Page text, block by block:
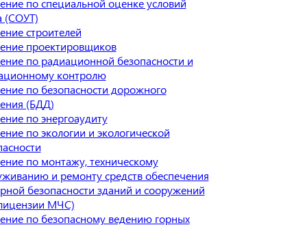
по специальной оценке условий
(СОУТ)
строителей
проектировщиков
по радиационной безопасности и
контролю
по безопасности дорожного
(БДД)
по энергоаудиту
по экологии и экологической
по монтажу, техническому
и ремонту средств обеспечения
безопасности зданий и сооружений
МЧС)
по безопасному ведению горных